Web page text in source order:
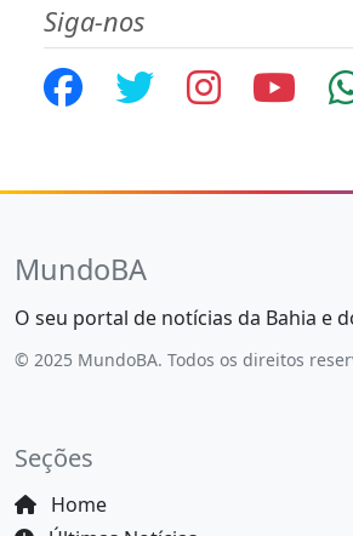
Siga-nos
MundoBA
O seu portal de notícias da Bahia e
© 2025 MundoBA. Todos os direitos
Seções
Home